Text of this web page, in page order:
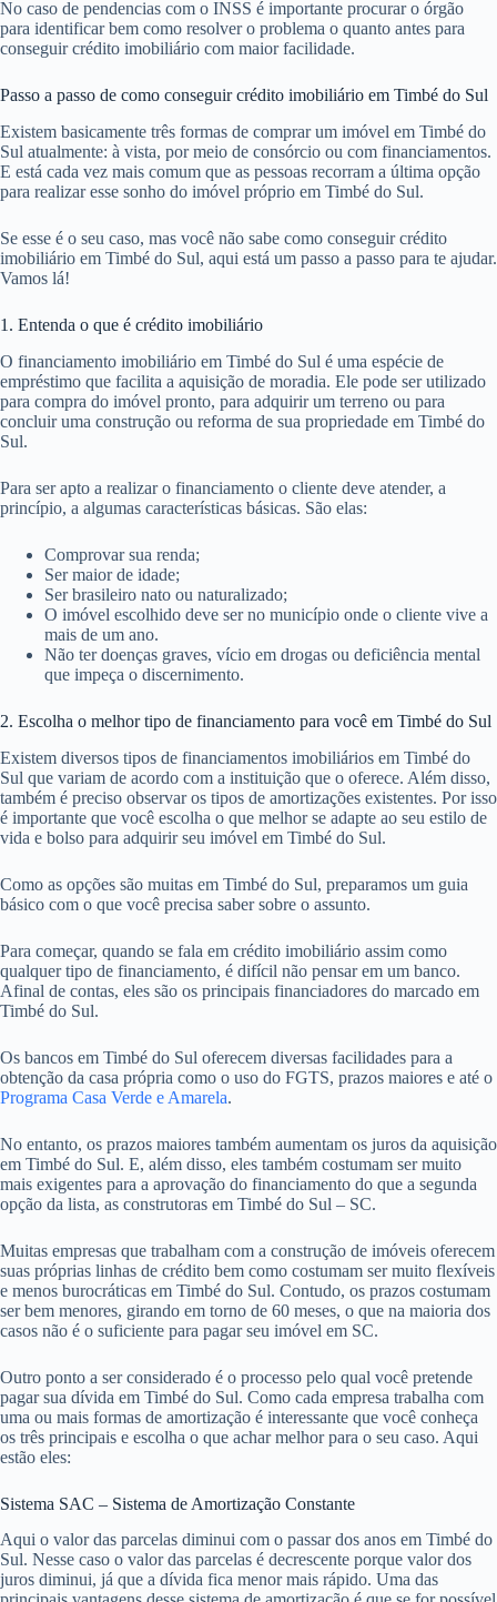
No caso de pendencias com o INSS é importante procurar o órgão
para identificar bem como resolver o problema o quanto antes para
conseguir crédito imobiliário com maior facilidade.
Passo a passo de como conseguir crédito imobiliário em Timbé do Sul
Existem basicamente três formas de comprar um imóvel em Timbé do
Sul atualmente: à vista, por meio de consórcio ou com financiamentos.
E está cada vez mais comum que as pessoas recorram a última opção
para realizar esse sonho do imóvel próprio em Timbé do Sul.
Se esse é o seu caso, mas você não sabe como conseguir crédito
imobiliário em Timbé do Sul, aqui está um passo a passo para te ajudar.
Vamos lá!
1. Entenda o que é crédito imobiliário
O financiamento imobiliário em Timbé do Sul é uma espécie de
empréstimo que facilita a aquisição de moradia. Ele pode ser utilizado
para compra do imóvel pronto, para adquirir um terreno ou para
concluir uma construção ou reforma de sua propriedade em Timbé do
Sul.
Para ser apto a realizar o financiamento o cliente deve atender, a
princípio, a algumas características básicas. São elas:
Comprovar sua renda;
Ser maior de idade;
Ser brasileiro nato ou naturalizado;
O imóvel escolhido deve ser no município onde o cliente vive a
mais de um ano.
Não ter doenças graves, vício em drogas ou deficiência mental
que impeça o discernimento.
2. Escolha o melhor tipo de financiamento para você em Timbé do Sul
Existem diversos tipos de financiamentos imobiliários em Timbé do
Sul que variam de acordo com a instituição que o oferece. Além disso,
também é preciso observar os tipos de amortizações existentes. Por isso
é importante que você escolha o que melhor se adapte ao seu estilo de
vida e bolso para adquirir seu imóvel em Timbé do Sul.
Como as opções são muitas em Timbé do Sul, preparamos um guia
básico com o que você precisa saber sobre o assunto.
Para começar, quando se fala em crédito imobiliário assim como
qualquer tipo de financiamento, é difícil não pensar em um banco.
Afinal de contas, eles são os principais financiadores do marcado em
Timbé do Sul.
Os bancos em Timbé do Sul oferecem diversas facilidades para a
obtenção da casa própria como o uso do FGTS, prazos maiores e até o
Programa Casa Verde e Amarela.
No entanto, os prazos maiores também aumentam os juros da aquisição
em Timbé do Sul. E, além disso, eles também costumam ser muito
mais exigentes para a aprovação do financiamento do que a segunda
opção da lista, as construtoras em Timbé do Sul – SC.
Muitas empresas que trabalham com a construção de imóveis oferecem
suas próprias linhas de crédito bem como costumam ser muito flexíveis
e menos burocráticas em Timbé do Sul. Contudo, os prazos costumam
ser bem menores, girando em torno de 60 meses, o que na maioria dos
casos não é o suficiente para pagar seu imóvel em SC.
Outro ponto a ser considerado é o processo pelo qual você pretende
pagar sua dívida em Timbé do Sul. Como cada empresa trabalha com
uma ou mais formas de amortização é interessante que você conheça
os três principais e escolha o que achar melhor para o seu caso. Aqui
estão eles:
Sistema SAC – Sistema de Amortização Constante
Aqui o valor das parcelas diminui com o passar dos anos em Timbé do
Sul. Nesse caso o valor das parcelas é decrescente porque valor dos
juros diminui, já que a dívida fica menor mais rápido. Uma das